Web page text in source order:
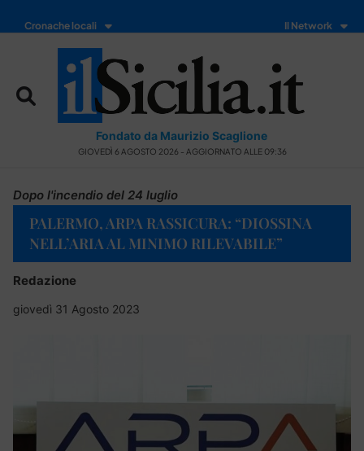
Cronache locali Il Network
Fondato da Maurizio Scaglione
GIOVEDÌ 6 AGOSTO 2026 - AGGIORNATO ALLE 09:36
Dopo l'incendio del 24 luglio
PALERMO, ARPA RASSICURA: “DIOSSINA
NELL’ARIA AL MINIMO RILEVABILE”
Redazione
giovedì 31 Agosto 2023